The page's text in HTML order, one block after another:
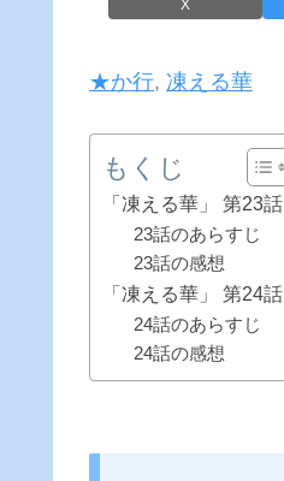
X
★か行, 凍える華
もくじ
「凍える華」 第23話
23話のあらすじ
23話の感想
「凍える華」 第24話
24話のあらすじ
24話の感想